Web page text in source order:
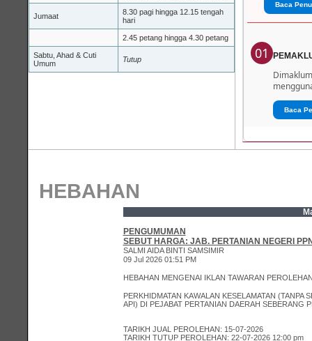
Jumaat
8.30 pagi hingga 12.15 tengah
hari
2.45 petang hingga 4.30 petang
Sabtu, Ahad & Cuti
Umum
Tutup
Baca
01
Baca
HEBAHAN
PENGUMUMAN
SEBUT HARGA: JAB. PERTANIAN NEGERI
SALMI AIDA BINTI SAMSIMIR
09 Jul 2026 01:51 PM
HEBAHAN MENGENAI IKLAN TAWARAN
PERKHIDMATAN KAWALAN KESELAMATAN (TANPA
API) DI PEJABAT PERTANIAN DAERAH SEBERANG
TARIKH JUAL PEROLEHAN: 15-07-2026
TARIKH TUTUP PEROLEHAN: 22-07-2026 12:00 pm